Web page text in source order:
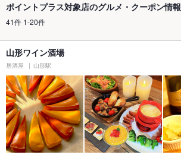
ポイントプラス対象店のグルメ・クーポン情報
41件 1-20件
山形ワイン酒場
居酒屋 山形駅